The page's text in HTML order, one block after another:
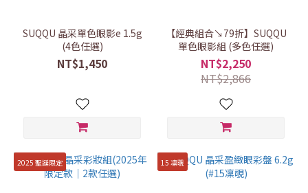
SUQQU 晶采單色眼影e 1.5g
(4色任選)
NT$1,450
【經典組合↘79折】SUQQU
單色眼影組 (多色任選)
NT$2,250
NT$2,866
2025 聖誕限定 15 凛覗